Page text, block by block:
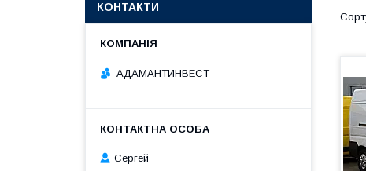
КОНТАКТИ
АДАМАНТИНВЕСТ
Сергей